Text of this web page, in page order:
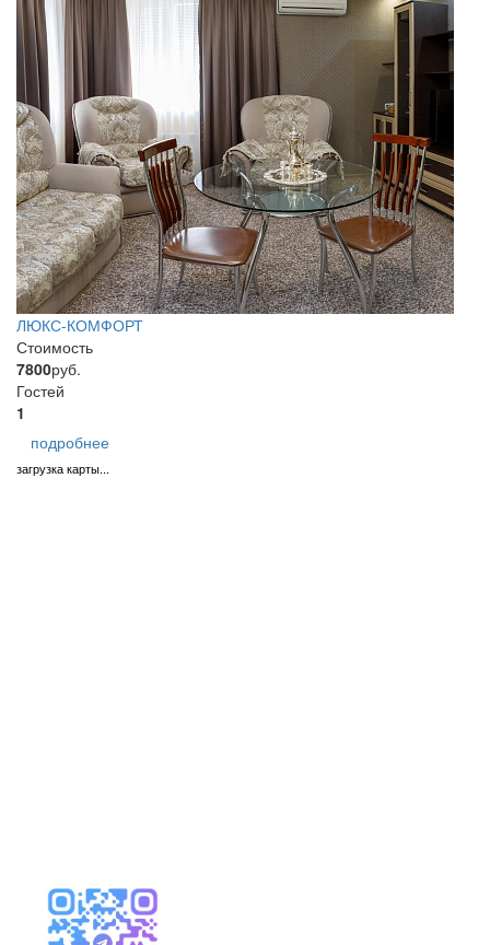
ЛЮКС-КОМФОРТ
Стоимость
7800руб.
Гостей
1
подробнее
загрузка карты...